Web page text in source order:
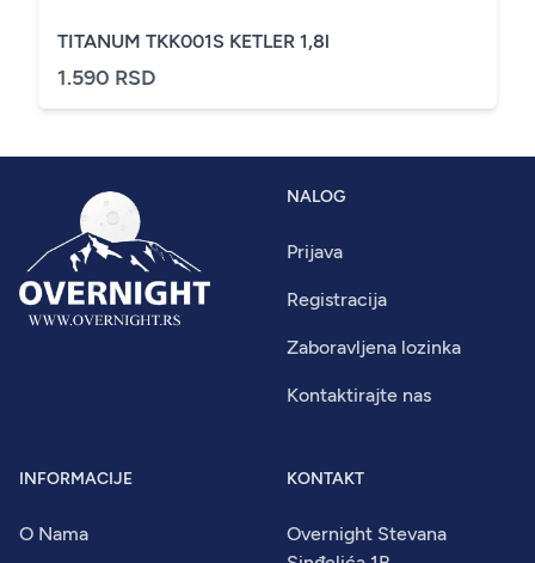
TITANUM TKK001S KETLER 1,8l
1.590 RSD
NALOG
Prijava
Registracija
Zaboravljena lozinka
Kontaktirajte nas
INFORMACIJE
O Nama
KONTAKT
Overnight Stevana